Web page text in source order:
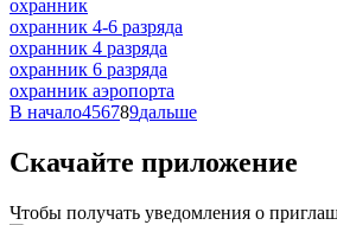
охранник
охранник 4-6 разряда
охранник 4 разряда
охранник 6 разряда
охранник аэропорта
В начало456789дальше
Скачайте приложение
Чтобы получать уведомления о